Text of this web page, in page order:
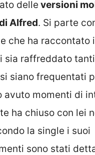
delle versioni
Alfred. Si parte
che ha raccontato
sia raffreddato
siano frequentati
avuto momenti di
ha chiuso con lei
la single i suoi
sono stati